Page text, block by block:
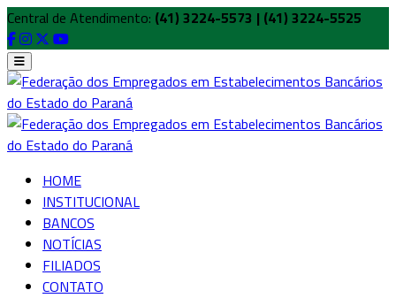
Central de Atendimento: (41) 3224-5573 | (41) 3224-5525
HOME
INSTITUCIONAL
BANCOS
NOTÍCIAS
FILIADOS
CONTATO